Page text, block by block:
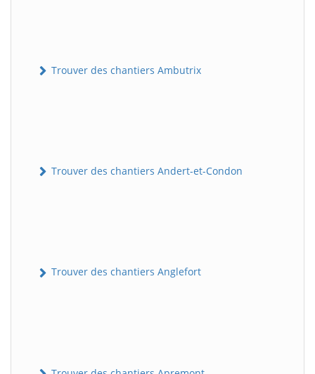
Trouver des chantiers Ambutrix
Trouver des chantiers Andert-et-Condon
Trouver des chantiers Anglefort